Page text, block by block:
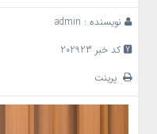
نویسنده : admin
کد خبر 202923
پرینت